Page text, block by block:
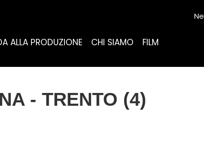
ALLA PRODUZIONE CHI SIAMO FILM
- TRENTO (4)